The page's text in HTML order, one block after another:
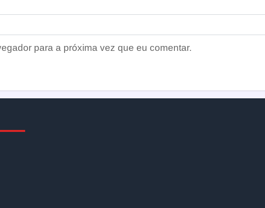
para a próxima vez que eu comentar.